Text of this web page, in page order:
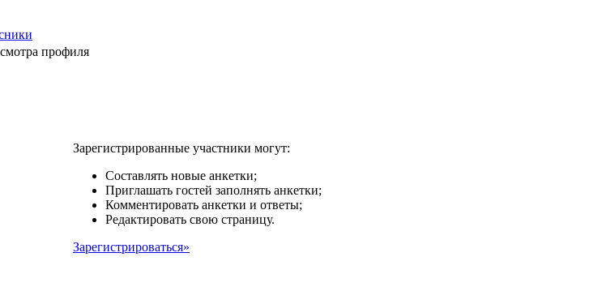
профиля
Зарегистрированные участники могут:
Составлять новые анкетки;
Приглашать гостей заполнять анкетки;
Комментировать анкетки и ответы;
Редактировать свою страницу.
Зарегистрироваться»